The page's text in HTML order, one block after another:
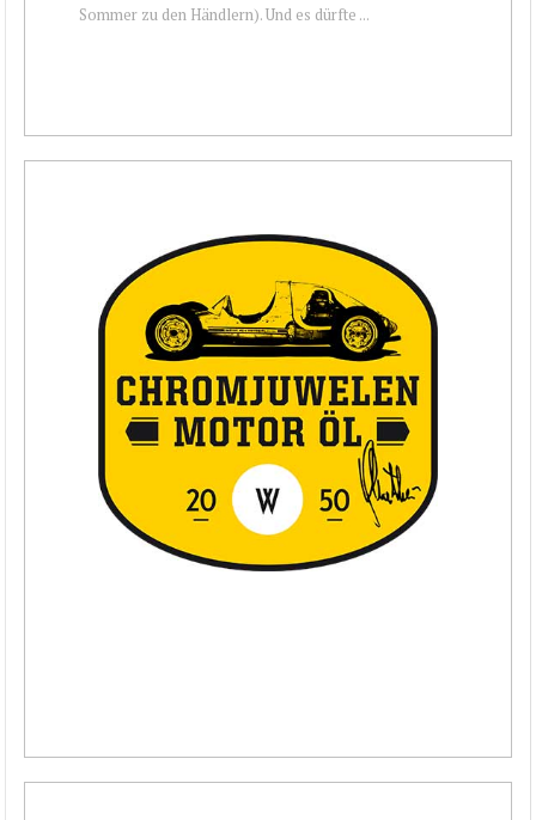
Sommer zu den Händlern). Und es dürfte ...